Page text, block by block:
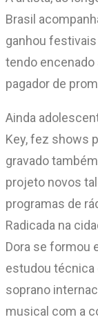
Brasil
ganhou
tendo encenado
pagador de
Ainda
Key, fez shows
gravado
projeto novos
programas de
Radicada na
Dora se formou
estudou técnica
soprano
musical com a